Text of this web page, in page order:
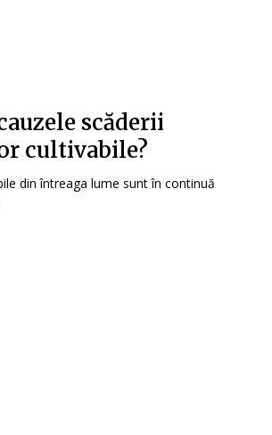
scăderii
cultivabile?
din întreaga lume sunt în continuă